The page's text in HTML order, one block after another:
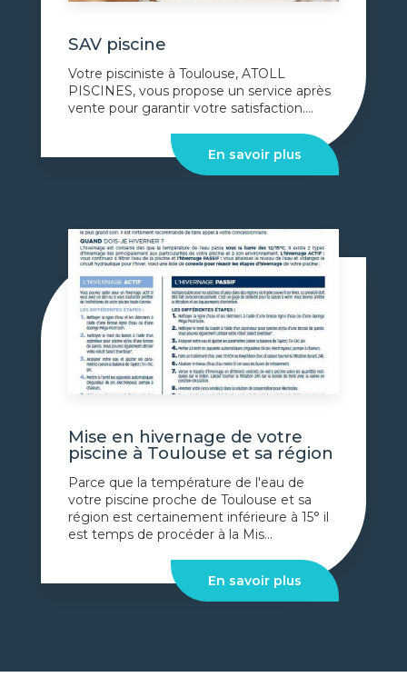
SAV piscine
Votre pisciniste à Toulouse, ATOLL
PISCINES, vous propose un service après
vente pour garantir votre satisfaction....
En savoir plus
Mise en hivernage de votre
piscine à Toulouse et sa région
Parce que la température de l'eau de
votre piscine proche de Toulouse et sa
région est certainement inférieure à 15° il
est temps de procéder à la Mis...
En savoir plus